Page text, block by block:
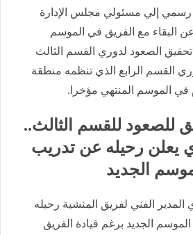
رسمي إلي مسئولي مجلس الإدارة
البقاء مع الفريق في الموسم
2026-2027 بعد تحقيق الصعود لدوري القسم الثالث
القسم الرابع الذي تنظمه منطقة
في الموسم المنتهي مؤخرا.
للصعود للقسم الثالث..
يعلن رحيله عن تدريب
الجديد
الفني لفريق المنشية رحيله
الجديد برغم قيادة الفريق